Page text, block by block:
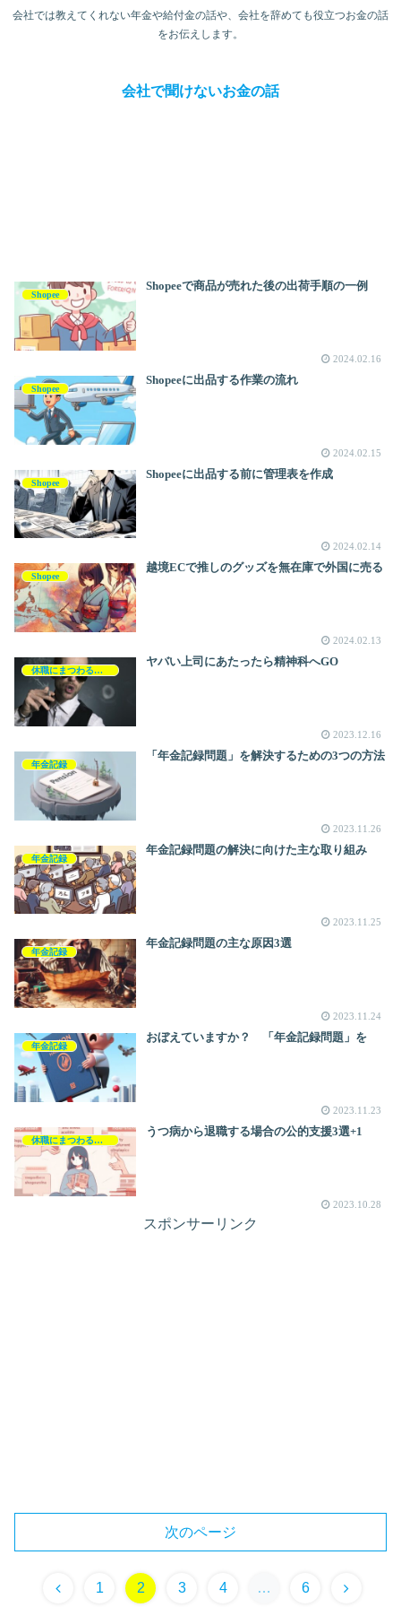
会社では教えてくれない年金や給付金の話や、会社を辞めても役立つお金の話
をお伝えします。
会社で聞けないお金の話
Shopee
Shopeeで商品が売れた後の出荷手順の一例
2024.02.16
Shopee
Shopeeに出品する作業の流れ
2024.02.15
Shopee
Shopeeに出品する前に管理表を作成
2024.02.14
Shopee
越境ECで推しのグッズを無在庫で外国に売る
2024.02.13
休職にまつわるお金の話
ヤバい上司にあたったら精神科へGO
2023.12.16
年金記録
「年金記録問題」を解決するための3つの方法
2023.11.26
年金記録
年金記録問題の解決に向けた主な取り組み
2023.11.25
年金記録
年金記録問題の主な原因3選
2023.11.24
年金記録
おぼえていますか？ 「年金記録問題」を
2023.11.23
休職にまつわるお金の話
うつ病から退職する場合の公的支援3選+1
2023.10.28
スポンサーリンク
次のページ
1 2 3 4 … 6